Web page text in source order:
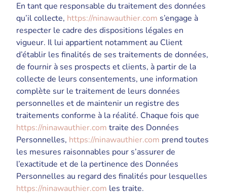
En tant que responsable du traitement des données
qu’il collecte, https://ninawauthier.com s’engage à
respecter le cadre des dispositions légales en
vigueur. Il lui appartient notamment au Client
d’établir les finalités de ses traitements de données,
de fournir à ses prospects et clients, à partir de la
collecte de leurs consentements, une information
complète sur le traitement de leurs données
personnelles et de maintenir un registre des
traitements conforme à la réalité. Chaque fois que
https://ninawauthier.com traite des Données
Personnelles, https://ninawauthier.com prend toutes
les mesures raisonnables pour s’assurer de
l’exactitude et de la pertinence des Données
Personnelles au regard des finalités pour lesquelles
https://ninawauthier.com les traite.